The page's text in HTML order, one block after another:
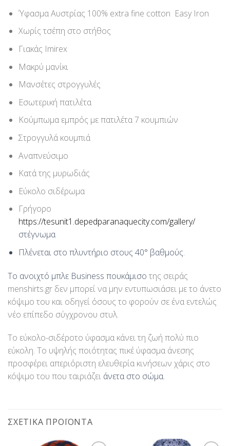
Ύφασμα Αυστρίας 100% extra fine cotton Easy Iron
Χωρίς τσέπη στο στήθος
Γιακάς Imirex
Μακρύ μανίκι
Μανσέτες στρογγυλές
Εσωτερική πατιλέτα
Κούμπωμα εμπρός με πατιλέτα 7 κουμπιών
Στρογγυλά κουμπιά
Αναπνεύσιμο
Κατά της μυρωδιάς
Εύκολο σιδέρωμα
Γρήγορο
https://tesunit1.depedparanaquecity.com/gallery/
στέγνωμα
Πλένεται στο πλυντήριο στους 40° βαθμούς.
Το ανοιχτό μπλε Business πουκάμισο της σειράς
menshirts.gr δεν μπορεί να μην εντυπωσιάσει με το άνετο
κόψιμο του και οδηγεί όσους το φορούν σε ένα εντελώς
νέο επίπεδο σύγχρονου στυλ.
Το εύκολο-σιδέροτο ύφασμα κάνει τη ζωή πολύ πιο
εύκολη. Το υψηλής ποιότητας πικέ ύφασμα άνεσης
προσφέρει απεριόριστη ελευθερία κινήσεων χάρις στο
κόψιμο του που ταιριάζει άνετα στο σώμα.
ΣΧΕΤΙΚΆ ΠΡΟΪΌΝΤΑ